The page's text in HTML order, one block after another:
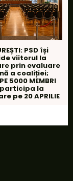
PSD își
viitorul la
prin evaluare
a coaliției;
5000 MEMBRI
la
pe 20 APRILIE